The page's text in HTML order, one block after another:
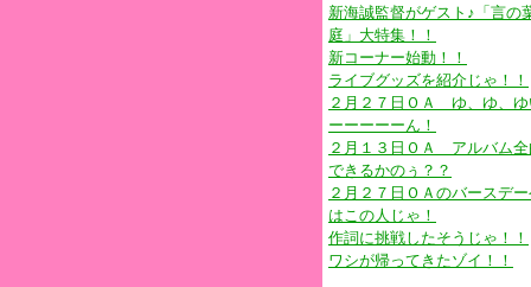
新海誠監督がゲスト♪「言の
庭」大特集！！
新コーナー始動！！
ライブグッズを紹介じゃ！！
２月２７日ＯＡ ゆ、ゆ、ゆ
ーーーーーん！
２月１３日ＯＡ アルバム全
できるかのぅ？？
２月２７日ＯＡのバースデ
はこの人じゃ！
作詞に挑戦したそうじゃ！！
ワシが帰ってきたゾイ！！